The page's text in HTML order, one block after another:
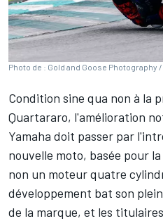
Photo de : Gold and Goose Photography
Condition sine qua non à la
Quartararo, l'amélioration
Yamaha doit passer par
nouvelle moto, basée pour
non un moteur quatre
développement bat son
de la marque, et les